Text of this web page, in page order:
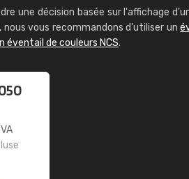
une décision basée sur l'affichage
nous vous recommandons d'utiliser un
éventail de couleurs NCS.